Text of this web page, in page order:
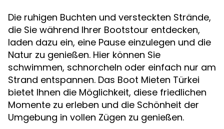
Die ruhigen Buchten und versteckten Strände,
die Sie während Ihrer Bootstour entdecken,
laden dazu ein, eine Pause einzulegen und die
Natur zu genießen. Hier können Sie
schwimmen, schnorcheln oder einfach nur am
Strand entspannen. Das Boot Mieten Türkei
bietet Ihnen die Möglichkeit, diese friedlichen
Momente zu erleben und die Schönheit der
Umgebung in vollen Zügen zu genießen.